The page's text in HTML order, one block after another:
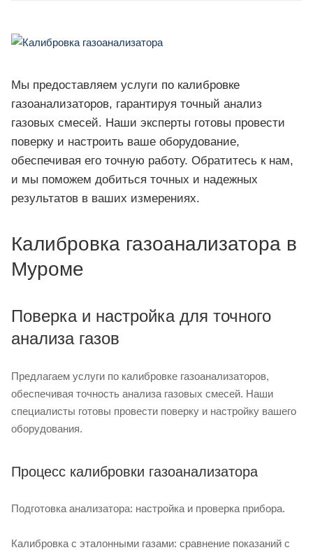
Мы предоставляем услуги по калибровке
газоанализаторов, гарантируя точный анализ
газовых смесей. Наши эксперты готовы провести
поверку и настроить ваше оборудование,
обеспечивая его точную работу. Обратитесь к нам,
и мы поможем добиться точных и надежных
результатов в ваших измерениях.
Калибровка газоанализатора в
Муроме
Поверка и настройка для точного
анализа газов
Предлагаем услуги по калибровке газоанализаторов,
обеспечивая точность анализа газовых смесей. Наши
специалисты готовы провести поверку и настройку вашего
оборудования.
Процесс калибровки газоанализатора
Подготовка анализатора: настройка и проверка прибора.
Калибровка с эталонными газами: сравнение показаний с